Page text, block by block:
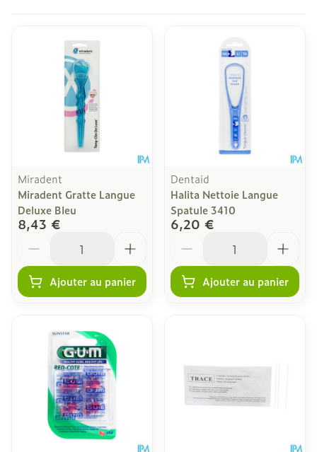
Miradent
Miradent Gratte Langue
Deluxe Bleu
8,43 €
Ajouter au panier
Dentaid
Halita Nettoie Langue
Spatule 3410
6,20 €
Ajouter au panier